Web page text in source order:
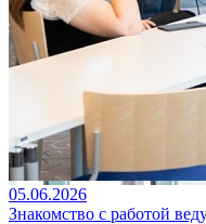
05.06.2026
Знакомство с работой